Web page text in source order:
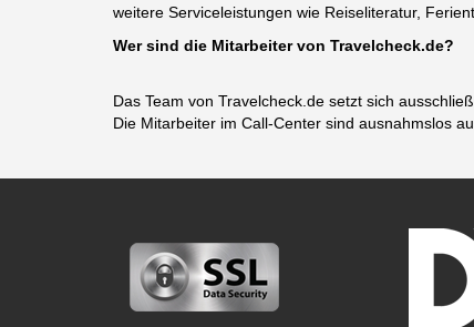
weitere Serviceleistungen wie Reiseliteratur,
Wer sind die Mitarbeiter von Travelcheck.de?
Das Team von Travelcheck.de setzt sich
Die Mitarbeiter im Call-Center sind ausnahmslos